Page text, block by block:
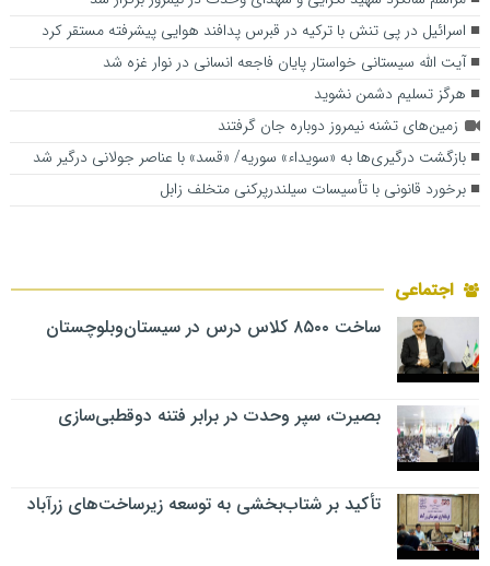
اسرائیل در پی تنش با ترکیه در قبرس پدافند هوایی پیشرفته مستقر کرد
آیت الله سیستانی خواستار پایان فاجعه انسانی در نوار غزه شد
هرگز تسلیم دشمن نشوید
زمین‌های تشنه نیمروز دوباره جان گرفتند
بازگشت درگیری‌ها به «سویداء» سوریه/ «قسد» با عناصر جولانی درگیر شد
برخورد قانونی با تأسیسات سیلندرپرکنی متخلف زابل
اجتماعی
ساخت ۸۵۰۰ کلاس درس در سیستان‌وبلوچستان
بصیرت، سپر وحدت در برابر فتنه دوقطبی‌سازی
تأکید بر شتاب‌بخشی به توسعه زیرساخت‌های زرآباد